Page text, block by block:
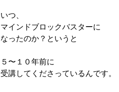
いつ、
マインドブロックバスターに
なったのか？というと
５〜１０年前に
受講してくださっているんです。